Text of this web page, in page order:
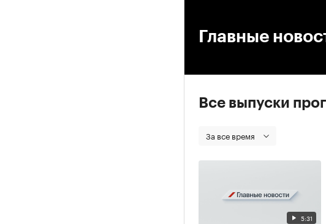
Главные
Все выпуски
За все время
5:31